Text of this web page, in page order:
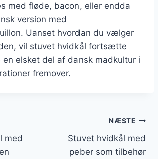
med fløde, bacon, eller endda
version med
Uanset hvordan du vælger
vil stuvet hvidkål fortsætte
elsket del af dansk madkultur i
fremover.
med
NÆSTE
Stuvet hvidkål med
peber som tilbehør